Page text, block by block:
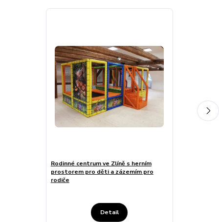
Rodinné centrum ve Zlíně s herním
prostorem pro děti a zázemím pro
rodiče
Detail